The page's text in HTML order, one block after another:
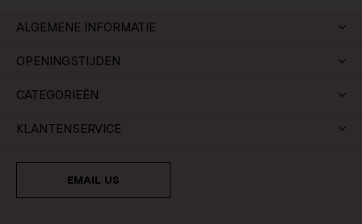
ALGEMENE INFORMATIE
OPENINGSTIJDEN
CATEGORIEËN
KLANTENSERVICE
EMAIL US